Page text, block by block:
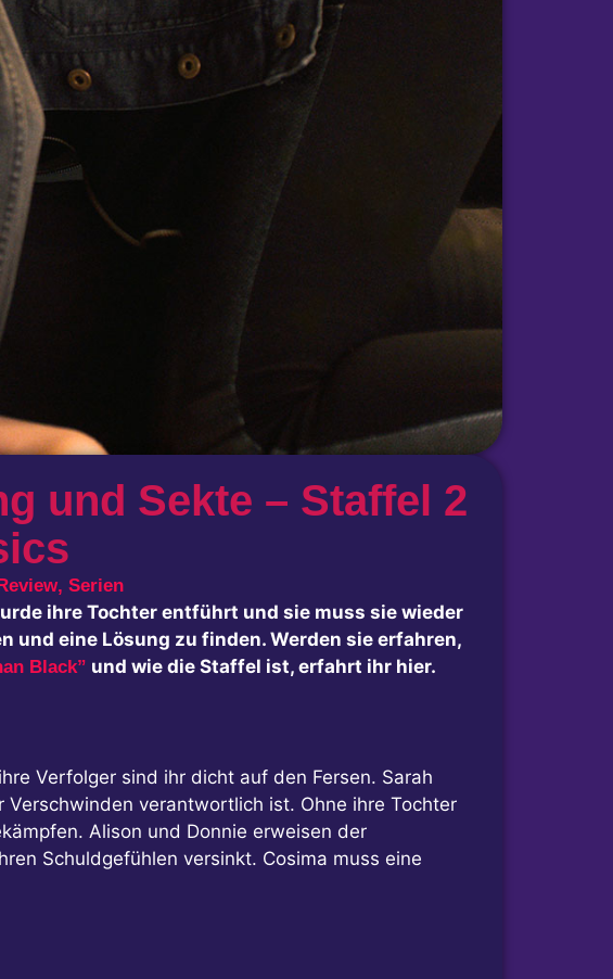
und Sekte – Staffel 2
Review, Serien
ihre Tochter entführt und sie muss sie wieder
und eine Lösung zu finden. Werden sie erfahren,
Black” und wie die Staffel ist, erfahrt ihr hier.
Verfolger sind ihr dicht auf den Fersen. Sarah
verantwortlich ist. Ohne ihre Tochter
Alison und Donnie erweisen der
Schuldgefühlen versinkt. Cosima muss eine